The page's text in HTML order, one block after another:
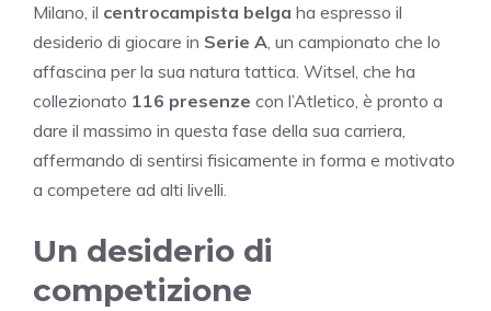
Milano, il centrocampista belga ha espresso il
desiderio di giocare in Serie A, un campionato che lo
affascina per la sua natura tattica. Witsel, che ha
collezionato 116 presenze con l’Atletico, è pronto a
dare il massimo in questa fase della sua carriera,
affermando di sentirsi fisicamente in forma e motivato
a competere ad alti livelli.
Un desiderio di
competizione